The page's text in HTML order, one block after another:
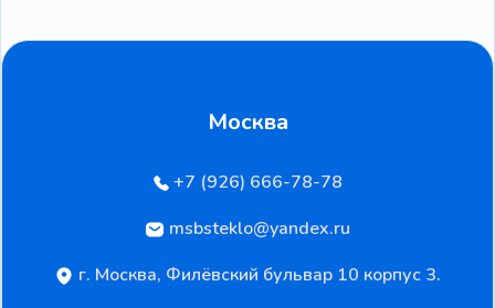
Москва
+7 (926) 666-78-78
msbsteklo@yandex.ru
г. Москва, Филёвский бульвар 10 корпус 3.